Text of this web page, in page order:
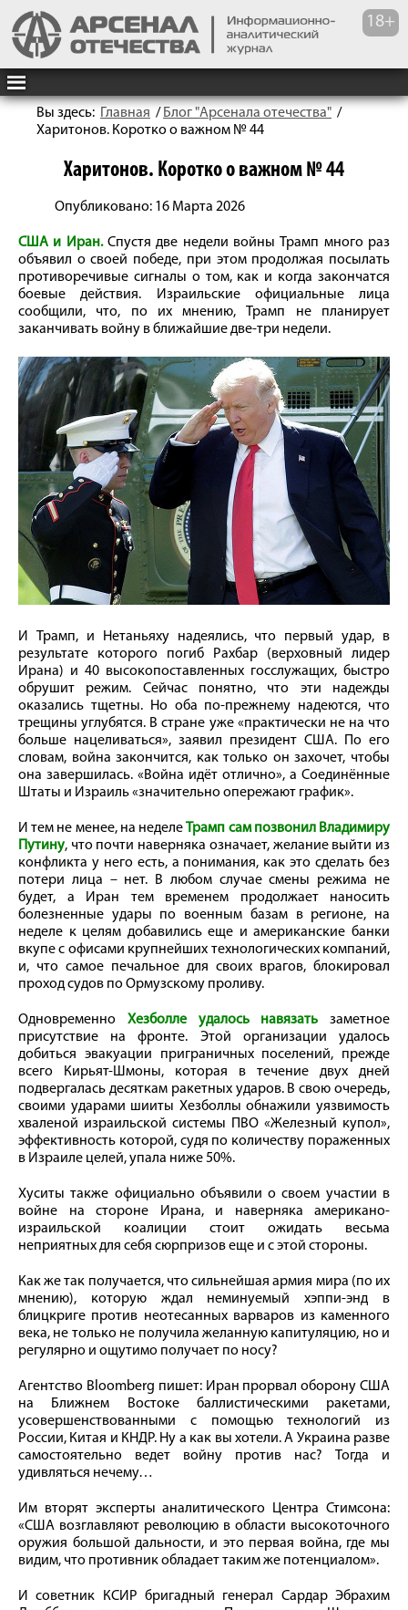
Вы здесь: Главная / Блог "Арсенала отечества" /
Харитонов. Коротко о важном № 44
Харитонов. Коротко о важном № 44
Опубликовано: 16 Марта 2026
США и Иран. Спустя две недели войны Трамп много раз
объявил о своей победе, при этом продолжая посылать
противоречивые сигналы о том, как и когда закончатся
боевые действия. Израильские официальные лица
сообщили, что, по их мнению, Трамп не планирует
заканчивать войну в ближайшие две-три недели.
И Трамп, и Нетаньяху надеялись, что первый удар, в
результате которого погиб Рахбар (верховный лидер
Ирана) и 40 высокопоставленных госслужащих, быстро
обрушит режим. Сейчас понятно, что эти надежды
оказались тщетны. Но оба по-прежнему надеются, что
трещины углубятся. В стране уже «практически не на что
больше нацеливаться», заявил президент США. По его
словам, война закончится, как только он захочет, чтобы
она завершилась. «Война идёт отлично», а Соединённые
Штаты и Израиль «значительно опережают график».
И тем не менее, на неделеТрамп сам позвонил Владимиру
Путину, что почти наверняка означает, желание выйти из
конфликта у него есть, а понимания, как это сделать без
потери лица – нет. В любом случае смены режима не
будет, а Иран тем временем продолжает наносить
болезненные удары по военным базам в регионе, на
неделе к целям добавились еще и американские банки
вкупе с офисами крупнейших технологических компаний,
и, что самое печальное для своих врагов, блокировал
проход судов по Ормузскому проливу.
Одновременно Хезболле удалось навязать заметное
присутствие на фронте. Этой организации удалось
добиться эвакуации приграничных поселений, прежде
всего Кирьят-Шмоны, которая в течение двух дней
подвергалась десяткам ракетных ударов. В свою очередь,
своими ударами шииты Хезболлы обнажили уязвимость
хваленой израильской системы ПВО «Железный купол»,
эффективность которой, судя по количеству пораженных
в Израиле целей, упала ниже 50%.
Хуситы также официально объявили о своем участии в
войне на стороне Ирана, и наверняка американо-
израильской коалиции стоит ожидать весьма
неприятных для себя сюрпризов еще и с этой стороны.
Как же так получается, что сильнейшая армия мира (по их
мнению), которую ждал неминуемый хэппи-энд в
блицкриге против неотесанных варваров из каменного
века, не только не получила желанную капитуляцию, но и
регулярно и ощутимо получает по носу?
Агентство Bloomberg пишет: Иран прорвал оборону США
на Ближнем Востоке баллистическими ракетами,
усовершенствованными с помощью технологий из
России, Китая и КНДР. Ну а как вы хотели. А Украина разве
самостоятельно ведет войну против нас? Тогда и
удивляться нечему…
Им вторят эксперты аналитического Центра Стимсона:
«США возглавляют революцию в области высокоточного
оружия большой дальности, и это первая война, где мы
видим, что противник обладает таким же потенциалом».
И советник КСИР бригадный генерал Сардар Эбрахим